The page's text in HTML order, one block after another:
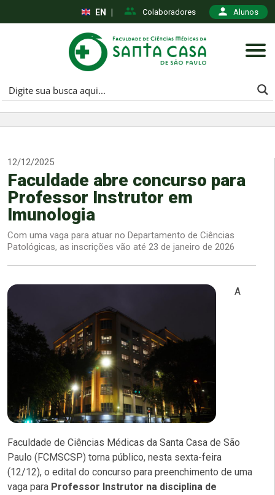
Colaboradores Alunos
EN
12/12/2025
Faculdade abre concurso para
Professor Instrutor em
Imunologia
Com uma vaga para atuar no Departamento de Ciências
Patológicas, as inscrições vão até 23 de janeiro de 2026
A
Faculdade de Ciências Médicas da Santa Casa de São
Paulo (FCMSCSP) torna público, nesta sexta-feira
(12/12), o edital do concurso para preenchimento de uma
vaga para Professor Instrutor na disciplina de